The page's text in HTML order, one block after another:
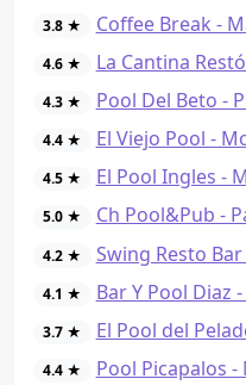
3.8 ★ Coffee Break -
4.6 ★ La Cantina
4.3 ★ Pool Del Beto -
4.4 ★ El Viejo Pool -
4.5 ★ El Pool Ingles -
5.0 ★ Ch Pool&Pub -
4.2 ★ Swing Resto
4.1 ★ Bar Y Pool Diaz
3.7 ★ El Pool del
4.4 ★ Pool Picapalos